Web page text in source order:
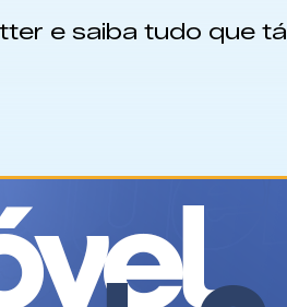
e saiba tudo que tá